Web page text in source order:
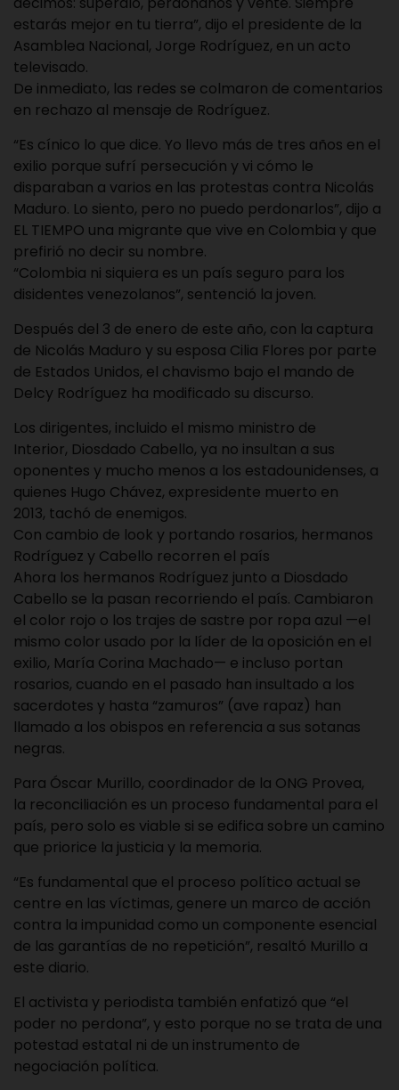
estarás mejor en tu tierra”, dijo el presidente de la
Asamblea Nacional, Jorge Rodríguez, en un acto
televisado.
De inmediato, las redes se colmaron de comentarios
en rechazo al mensaje de Rodríguez.
“Es cínico lo que dice. Yo llevo más de tres años en el
exilio porque sufrí persecución y vi cómo le
disparaban a varios en las protestas contra Nicolás
Maduro. Lo siento, pero no puedo perdonarlos”, dijo a
EL TIEMPO una migrante que vive en Colombia y que
prefirió no decir su nombre.
“Colombia ni siquiera es un país seguro para los
disidentes venezolanos”, sentenció la joven.
Después del 3 de enero de este año, con la captura
de Nicolás Maduro y su esposa Cilia Flores por parte
de Estados Unidos, el chavismo bajo el mando de
Delcy Rodríguez ha modificado su discurso.
Los dirigentes, incluido el mismo ministro de
Interior, Diosdado Cabello, ya no insultan a sus
oponentes y mucho menos a los estadounidenses, a
quienes Hugo Chávez, expresidente muerto en
2013, tachó de enemigos.
Con cambio de look y portando rosarios, hermanos
Rodríguez y Cabello recorren el país
Ahora los hermanos Rodríguez junto a Diosdado
Cabello se la pasan recorriendo el país. Cambiaron
el color rojo o los trajes de sastre por ropa azul —el
mismo color usado por la líder de la oposición en el
exilio, María Corina Machado— e incluso portan
rosarios, cuando en el pasado han insultado a los
sacerdotes y hasta “zamuros” (ave rapaz) han
llamado a los obispos en referencia a sus sotanas
negras.
Para Óscar Murillo, coordinador de la ONG Provea,
la reconciliación es un proceso fundamental para el
país, pero solo es viable si se edifica sobre un camino
que priorice la justicia y la memoria.
“Es fundamental que el proceso político actual se
centre en las víctimas, genere un marco de acción
contra la impunidad como un componente esencial
de las garantías de no repetición”, resaltó Murillo a
este diario.
El activista y periodista también enfatizó que “el
poder no perdona”, y esto porque no se trata de una
potestad estatal ni de un instrumento de
negociación política.